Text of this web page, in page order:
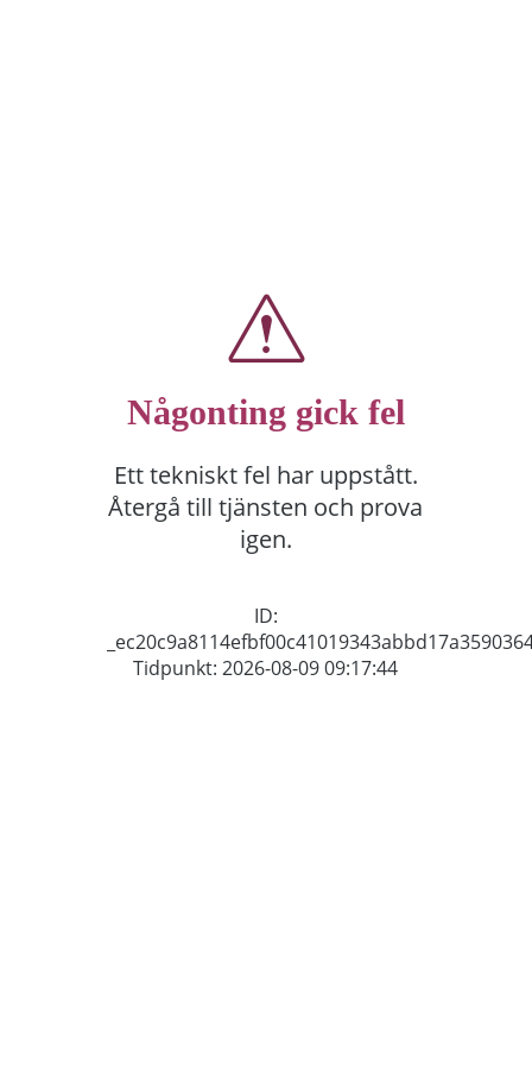
Någonting gick fel
Ett tekniskt fel har uppstått.
Återgå till tjänsten och prova
igen.
ID:
Tidpunkt: 2026-08-09 09:17:44